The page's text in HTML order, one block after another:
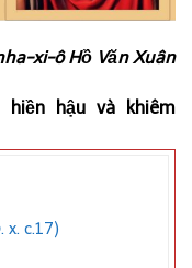
xi-ô Hồ Văn Xuân
hậu và khiêm
x. c.17)